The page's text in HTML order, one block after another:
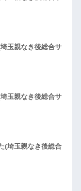
玉親なき後総合サ
玉親なき後総合サ
(埼玉親なき後総合